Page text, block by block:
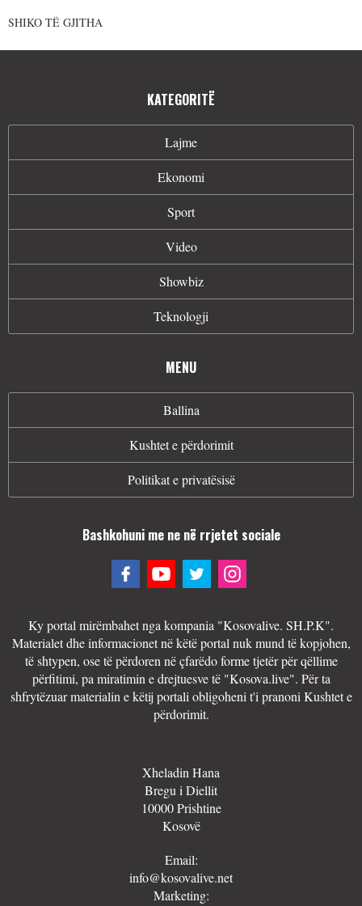
SHIKO TË GJITHA
KATEGORITË
Lajme
Ekonomi
Sport
Video
Showbiz
Teknologji
MENU
Ballina
Kushtet e përdorimit
Politikat e privatësisë
Bashkohuni me ne në rrjetet sociale
Ky portal mirëmbahet nga kompania "Kosovalive. SH.P.K".
Materialet dhe informacionet në këtë portal nuk mund të kopjohen,
të shtypen, ose të përdoren në çfarëdo forme tjetër për qëllime
përfitimi, pa miratimin e drejtuesve të "Kosova.live". Për ta
shfrytëzuar materialin e këtij portali obligoheni t'i pranoni Kushtet e
përdorimit.
Xheladin Hana
Bregu i Diellit
10000 Prishtine
Kosovë
Email:
info@kosovalive.net
Marketing: